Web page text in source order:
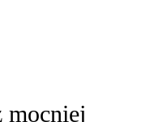
mocniej